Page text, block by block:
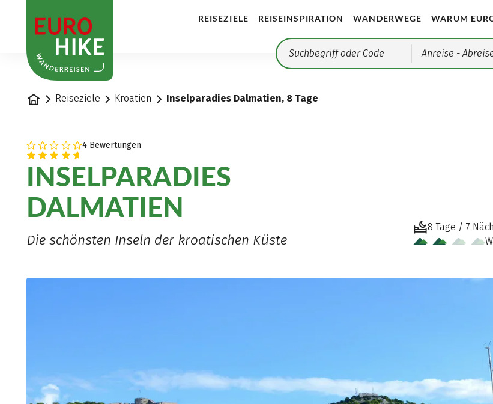
REISEZIELE REISEINSPIRATION WANDERWEGE WARUM
Anreise -
StartseiteReiseziele Kroatien Inselparadies Dalmatien, 8 Tage
4 Bewertungen
INSELPARADIES
DALMATIEN
Die schönsten Inseln der kroatischen Küste
8 Tage / 7